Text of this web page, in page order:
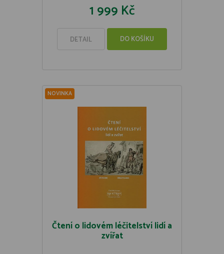
1 999 Kč
DETAIL DO KOŠÍKU
NOVINKA
Čtení o lidovém léčitelství lidí a
zvířat